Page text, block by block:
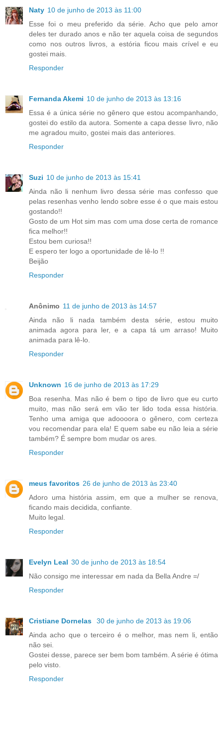
Naty 10 de junho de 2013 às 11:00
Esse foi o meu preferido da série. Acho que pelo amor
deles ter durado anos e não ter aquela coisa de segundos
como nos outros livros, a estória ficou mais crível e eu
gostei mais.
Responder
Fernanda Akemi 10 de junho de 2013 às 13:16
Essa é a única série no gênero que estou acompanhando,
gostei do estilo da autora. Somente a capa desse livro, não
me agradou muito, gostei mais das anteriores.
Responder
Suzi 10 de junho de 2013 às 15:41
Ainda não li nenhum livro dessa série mas confesso que
pelas resenhas venho lendo sobre esse é o que mais estou
gostando!!
Gosto de um Hot sim mas com uma dose certa de romance
fica melhor!!
Estou bem curiosa!!
E espero ter logo a oportunidade de lê-lo !!
Beijão
Responder
Anônimo 11 de junho de 2013 às 14:57
Ainda não li nada também desta série, estou muito
animada agora para ler, e a capa tá um arraso! Muito
animada para lê-lo.
Responder
Unknown 16 de junho de 2013 às 17:29
Boa resenha. Mas não é bem o tipo de livro que eu curto
muito, mas não será em vão ter lido toda essa história.
Tenho uma amiga que adoooora o gênero, com certeza
vou recomendar para ela! E quem sabe eu não leia a série
também? É sempre bom mudar os ares.
Responder
meus favoritos 26 de junho de 2013 às 23:40
Adoro uma história assim, em que a mulher se renova,
ficando mais decidida, confiante.
Muito legal.
Responder
Evelyn Leal 30 de junho de 2013 às 18:54
Não consigo me interessar em nada da Bella Andre =/
Responder
Cristiane Dornelas
30 de junho de 2013 às 19:06
Ainda acho que o terceiro é o melhor, mas nem li, então
não sei.
Gostei desse, parece ser bem bom também. A série é ótima
pelo visto.
Responder